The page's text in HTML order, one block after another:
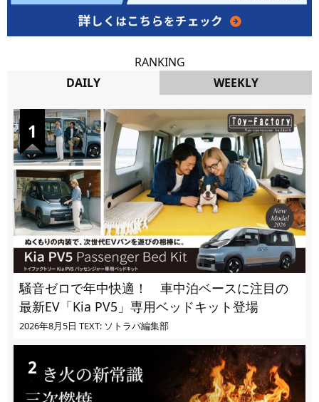
RANKING
DAILY
WEEKLY
騒音ゼロで年中快適！ 車中泊ベースに注目の
最新EV「Kia PV5」専用ベッドキット登場
2026年8月5日 TEXT: ソトラバ編集部